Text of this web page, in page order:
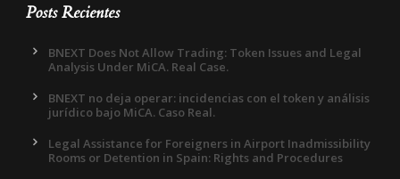
Posts Recientes
BNEXT Does Not Allow Trading: Token Issues and Legal
Analysis Under MiCA. Real Case.
BNEXT no deja operar: incidencias con el token y análisis
jurídico bajo MiCA. Caso Real.
Legal Assistance for Foreigners in Airport Inadmissibility
Rooms or Detention in Spain: Rights and Procedures